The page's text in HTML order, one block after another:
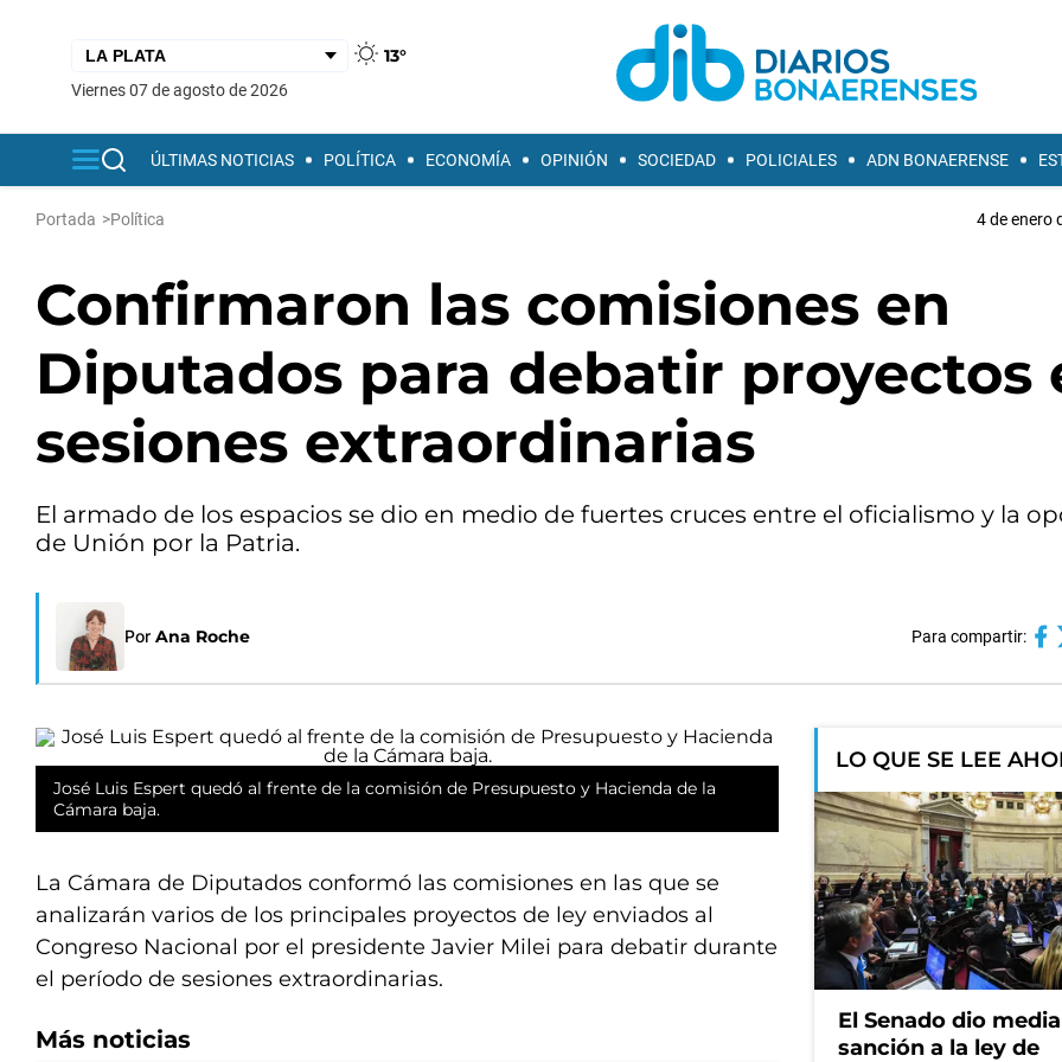
13°
viernes 07 de agosto de 2026
ÚLTIMAS NOTICIAS POLÍTICA ECONOMÍA OPINIÓN SOCIEDAD POLICIALES ADN BONAERENSE
Portada >Política 4 de enero
Confirmaron las comisiones en
Diputados para debatir proyectos
sesiones extraordinarias
El armado de los espacios se dio en medio de fuertes cruces entre el oficialismo y la
de Unión por la Patria.
Por Ana Roche Para compartir:
José Luis Espert quedó al frente de la comisión de Presupuesto y Hacienda de la
Cámara baja.
La Cámara de Diputados conformó las comisiones en las que se
analizarán varios de los principales proyectos de ley enviados al
Congreso Nacional por el presidente Javier Milei para debatir durante
el período de sesiones extraordinarias.
Más noticias
LO QUE SE LEE
El Senado dio media
sanción a la ley de